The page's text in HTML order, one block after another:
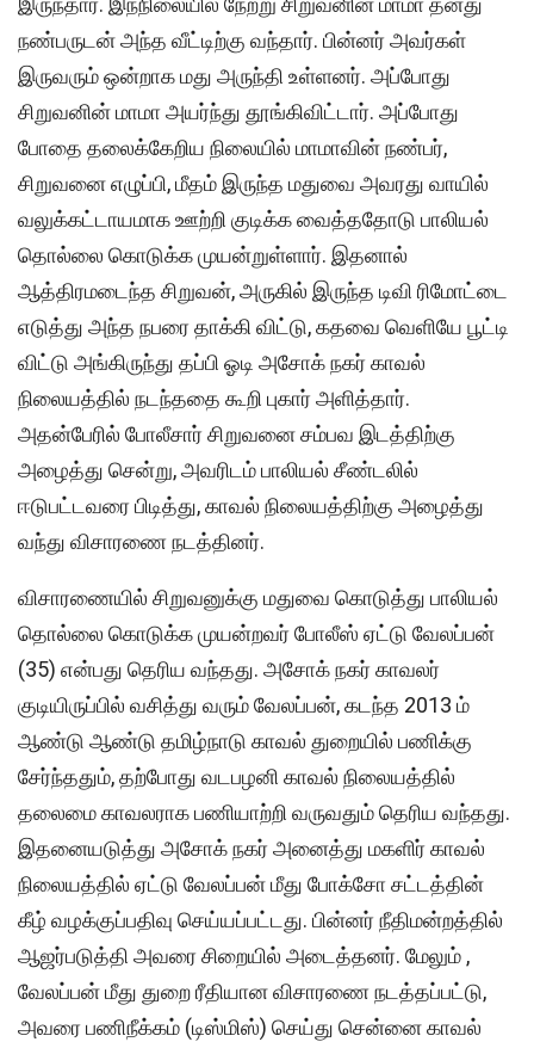
நண்பருடன் அந்த வீட்டிற்கு வந்தார். பின்னர் அவர்கள்
இருவரும் ஒன்றாக மது அருந்தி உள்ளனர். அப்போது
சிறுவனின் மாமா அயர்ந்து தூங்கிவிட்டார். அப்போது
போதை தலைக்கேறிய நிலையில் மாமாவின் நண்பர்,
சிறுவனை எழுப்பி, மீதம் இருந்த மதுவை அவரது வாயில்
வலுக்கட்டாயமாக ஊற்றி குடிக்க வைத்ததோடு பாலியல்
தொல்லை கொடுக்க முயன்றுள்ளார். இதனால்
ஆத்திரமடைந்த சிறுவன், அருகில் இருந்த டிவி ரிமோட்டை
எடுத்து அந்த நபரை தாக்கி விட்டு, கதவை வெளியே பூட்டி
விட்டு அங்கிருந்து தப்பி ஓடி அசோக் நகர் காவல்
நிலையத்தில் நடந்ததை கூறி புகார் அளித்தார்.
அதன்பேரில் போலீசார் சிறுவனை சம்பவ இடத்திற்கு
அழைத்து சென்று, அவரிடம் பாலியல் சீண்டலில்
ஈடுபட்டவரை பிடித்து, காவல் நிலையத்திற்கு அழைத்து
வந்து விசாரணை நடத்தினர்.
விசாரணையில் சிறுவனுக்கு மதுவை கொடுத்து பாலியல்
தொல்லை கொடுக்க முயன்றவர் போலீஸ் ஏட்டு வேலப்பன்
(35) என்பது தெரிய வந்தது. அசோக் நகர் காவலர்‌
குடியிருப்பில் வசித்து வரும் வேலப்பன், கடந்த 2013 ம்
ஆண்டு ஆண்டு தமிழ்நாடு காவல் துறையில் பணிக்கு
சேர்ந்ததும், தற்போது வடபழனி காவல் நிலையத்தில்
தலைமை காவலராக பணியாற்றி வருவதும் தெரிய வந்தது.
இதனையடுத்து அசோக் நகர் அனைத்து மகளிர் காவல்
நிலையத்தில் ஏட்டு வேலப்பன் மீது போக்சோ சட்டத்தின்
கீழ் வழக்குப்பதிவு செய்யப்பட்டது. பின்னர் நீதிமன்றத்தில்
ஆஜர்படுத்தி அவரை சிறையில் அடைத்தனர். மேலும் ,
வேலப்பன் மீது துறை ரீதியான விசாரணை நடத்தப்பட்டு,
அவரை பணிநீக்கம் (டிஸ்மிஸ்) செய்து சென்னை காவல்